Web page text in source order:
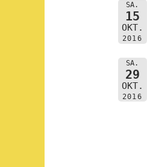
SA.
15
OKT.
2016
SA.
29
OKT.
2016